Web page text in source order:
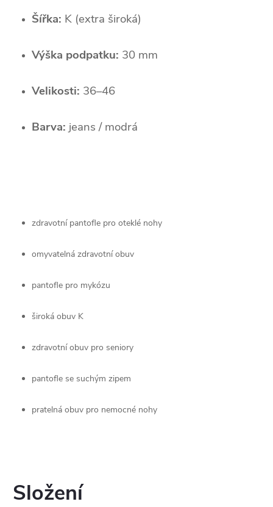
Šířka: K (extra široká)
Výška podpatku: 30 mm
Velikosti: 36–46
Barva: jeans / modrá
zdravotní pantofle pro oteklé nohy
omyvatelná zdravotní obuv
pantofle pro mykózu
široká obuv K
zdravotní obuv pro seniory
pantofle se suchým zipem
pratelná obuv pro nemocné nohy
Složení